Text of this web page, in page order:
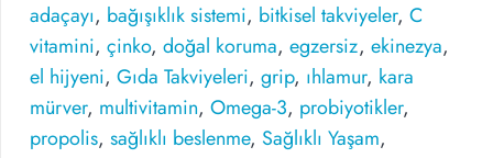
adaçayı, bağışıklık sistemi, bitkisel takviyeler, C
vitamini, çinko, doğal koruma, egzersiz, ekinezya,
el hijyeni, Gıda Takviyeleri, grip, ıhlamur, kara
mürver, multivitamin, Omega-3, probiyotikler,
propolis, sağlıklı beslenme, Sağlıklı Yaşam,